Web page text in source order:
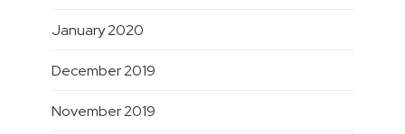
January 2020
December 2019
November 2019